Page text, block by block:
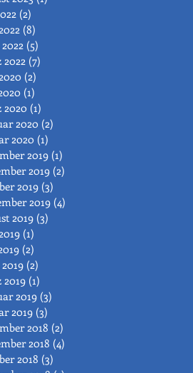
(2)
(8)
(5)
(7)
(2)
(1)
2020 (1)
2020 (2)
2020 (1)
2019 (1)
2019 (2)
2019 (3)
2019 (4)
2019 (3)
(1)
(2)
(2)
(1)
2019 (3)
2019 (3)
2018 (2)
2018 (4)
2018 (3)